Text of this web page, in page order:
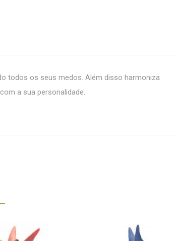
todos os seus medos. Além disso harmoniza
a sua personalidade.